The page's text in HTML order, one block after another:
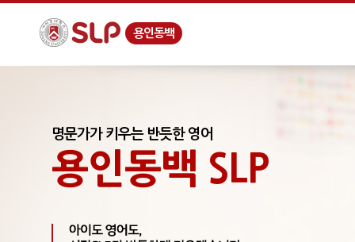
용인동백
명문가가 키우는 반듯한 영어
용인동백 SLP